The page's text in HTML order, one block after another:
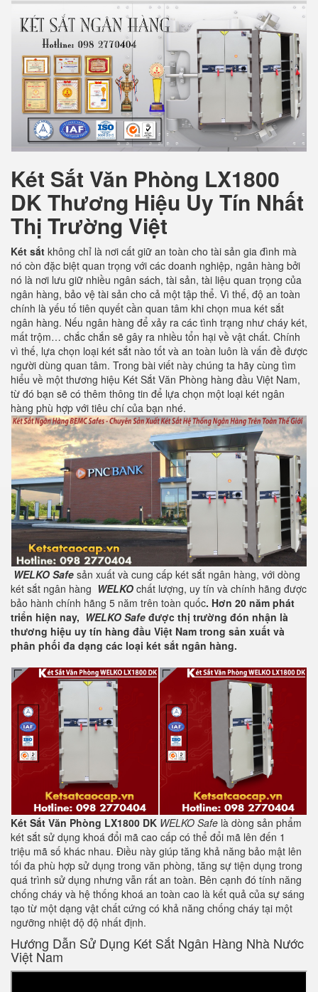
Két Sắt Văn Phòng LX1800
DK Thương Hiệu Uy Tín Nhất
Thị Trường Việt
Két sắt không chỉ là nơi cất giữ an toàn cho tài sản gia đình mà
nó còn đặc biệt quan trọng với các doanh nghiệp, ngân hàng bởi
nó là nơi lưu giữ nhiều ngân sách, tài sản, tài liệu quan trọng của
ngân hàng, bảo vệ tài sản cho cả một tập thể. Vì thế, độ an toàn
chính là yếu tố tiên quyết cần quan tâm khi chọn mua két sắt
ngân hàng. Nếu ngân hàng để xảy ra các tình trạng như cháy két,
mất trộm… chắc chắn sẽ gây ra nhiều tổn hại về vật chất. Chính
vì thế, lựa chọn loại két sắt nào tốt và an toàn luôn là vấn đề được
người dùng quan tâm. Trong bài viết này chúng ta hãy cùng tìm
hiểu về một thương hiệu Két Sắt Văn Phòng hàng đầu Việt Nam,
từ đó bạn sẽ có thêm thông tin để lựa chọn một loại két ngân
hàng phù hợp với tiêu chí của bạn nhé.
WELKO Safe sản xuất và cung cấp két sắt ngân hàng, với dòng
két sắt ngân hàng WELKO chất lượng, uy tín và chính hãng được
bảo hành chính hãng 5 năm trên toàn quốc. Hơn 20 năm phát
triển hiện nay, WELKO Safe được thị trường đón nhận là
thương hiệu uy tín hàng đầu Việt Nam trong sản xuất và
phân phối đa dạng các loại két sắt ngân hàng.
Két Sắt Văn Phòng LX1800 DK WELKO Safe là dòng sản phẩm
két sắt sử dụng khoá đổi mã cao cấp có thể đổi mã lên đến 1
triệu mã số khác nhau. Điều này giúp tăng khả năng bảo mật lên
tối đa phù hợp sử dụng trong văn phòng, tăng sự tiện dụng trong
quá trình sử dụng nhưng vẫn rất an toàn. Bên cạnh đó tính năng
chống cháy và hệ thống khoá an toàn cao là kết quả của sự sáng
tạo từ một dạng vật chất cứng có khả năng chống cháy tại một
ngưỡng nhiệt độ độ nhất định.
Hướng Dẫn Sử Dụng Két Sắt Ngân Hàng Nhà Nước
Việt Nam